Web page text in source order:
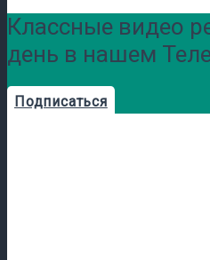
Классные видео
день в нашем
Подписаться